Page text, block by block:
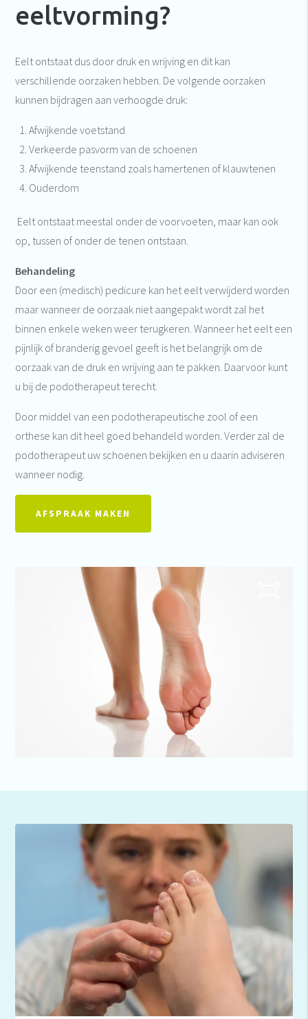
eeltvorming?
Eelt ontstaat dus door druk en wrijving en dit kan
verschillende oorzaken hebben. De volgende oorzaken
kunnen bijdragen aan verhoogde druk:
Afwijkende voetstand
Verkeerde pasvorm van de schoenen
Afwijkende teenstand zoals hamertenen of klauwtenen
Ouderdom
Eelt ontstaat meestal onder de voorvoeten, maar kan ook
op, tussen of onder de tenen ontstaan.
Behandeling
Door een (medisch) pedicure kan het eelt verwijderd worden
maar wanneer de oorzaak niet aangepakt wordt zal het
binnen enkele weken weer terugkeren. Wanneer het eelt een
pijnlijk of branderig gevoel geeft is het belangrijk om de
oorzaak van de druk en wrijving aan te pakken. Daarvoor kunt
u bij de podotherapeut terecht.
Door middel van een podotherapeutische zool of een
orthese kan dit heel goed behandeld worden. Verder zal de
podotherapeut uw schoenen bekijken en u daarin adviseren
wanneer nodig.
AFSPRAAK MAKEN